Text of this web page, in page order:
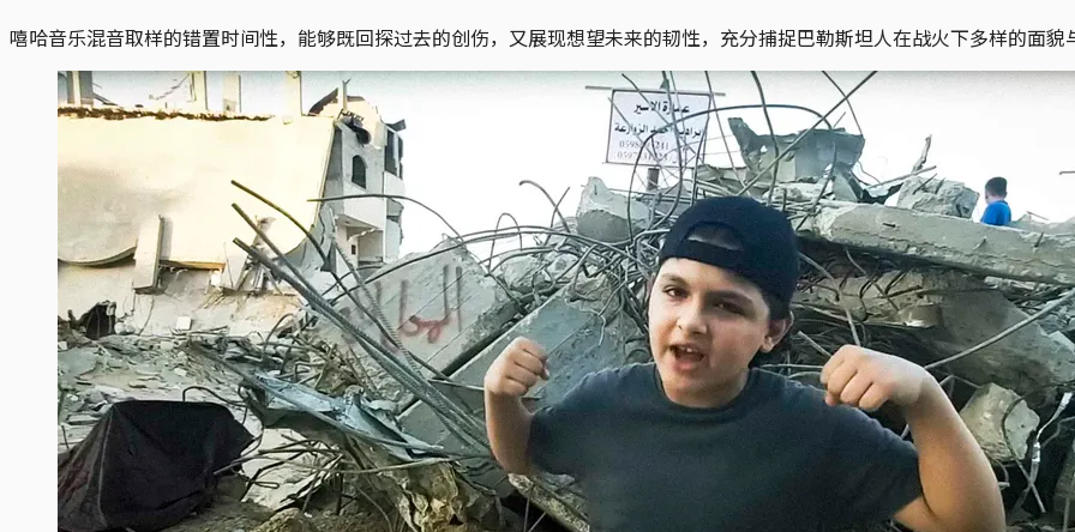
嘻哈音乐混音取样的错置时间性，能够既回探过去的创伤，又展现想望未来的韧性，充分捕捉巴勒斯坦人在战火下多样的面貌